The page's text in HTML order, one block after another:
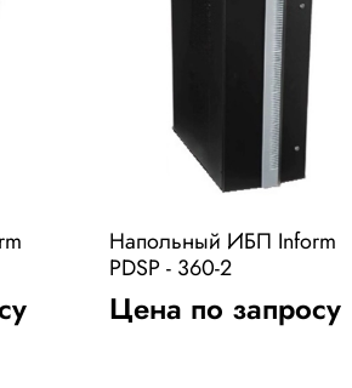
Напольный ИБП Inform
PDSP - 360-2
Цена по запросу